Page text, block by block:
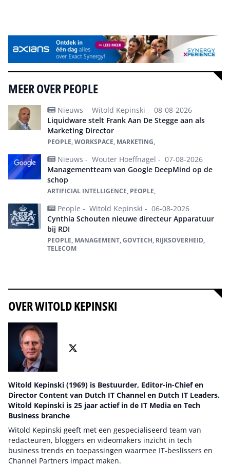
MEER OVER PEOPLE
Nieuws - Witold Kepinski - 08-08-2026
Liquidware stelt Frank Aan De Stegge aan als
Marketing Director
PEOPLE, WORKSPACE, MARKETING,
Nieuws - Wouter Hoeffnagel - 07-08-2026
Managementteam van Google DeepMind op de
schop
ARTIFICIAL INTELLIGENCE, PEOPLE,
People - Witold Kepinski - 06-08-2026
Cynthia Schouten nieuwe directeur Apparatuur
bij RDI
PEOPLE, MANAGEMENT, GOVTECH, RIJKSOVERHEID,
TELECOM
OVER WITOLD KEPINSKI
Witold Kepinski (1969) is Bestuurder, Editor-in-Chief en
Director Content van Dutch IT Channel en Dutch IT Leaders.
Witold Kepinski is 25 jaar actief in de IT Media en Tech
Business branche
Witold Kepinski geeft met een gespecialiseerd team van
redacteuren, bloggers en videomakers inzicht in tech
business trends en toepassingen waarmee IT-beslissers en
Channel Partners impact maken.